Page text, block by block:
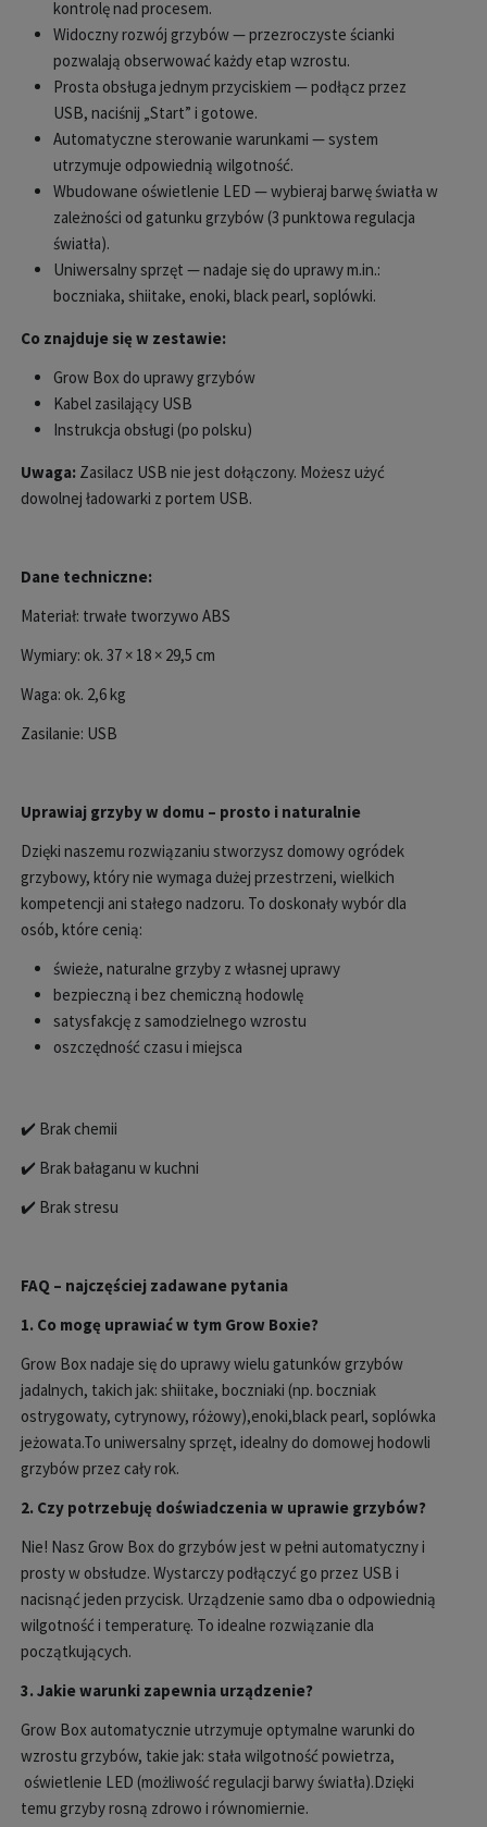
kontrolę nad procesem.
Widoczny rozwój grzybów— przezroczyste ścianki
pozwalają obserwować każdy etap wzrostu.
Prosta obsługa jednym przyciskiem — podłącz przez
USB, naciśnij „Start” i gotowe.
Automatyczne sterowanie warunkami — system
utrzymuje odpowiednią wilgotność.
Wbudowane oświetlenie LED — wybieraj barwę światła w
zależności od gatunku grzybów (3 punktowa regulacja
światła).
Uniwersalny sprzęt — nadaje się do uprawy m.in.:
boczniaka, shiitake, enoki, black pearl, soplówki.
Co znajduje się w zestawie:
Grow Box do uprawy grzybów
Kabel zasilający USB
Instrukcja obsługi (po polsku)
Uwaga:Zasilacz USB nie jest dołączony. Możesz użyć
dowolnej ładowarki z portem USB.
Dane techniczne:
Materiał: trwałe tworzywo ABS
Wymiary: ok. 37 × 18 × 29,5 cm
Waga: ok. 2,6 kg
Zasilanie: USB
Uprawiaj grzyby w domu – prosto i naturalnie
Dzięki naszemu rozwiązaniu stworzysz domowy ogródek
grzybowy, który nie wymaga dużej przestrzeni, wielkich
kompetencji ani stałego nadzoru. To doskonały wybór dla
osób, które cenią:
świeże, naturalne grzyby z własnej uprawy
bezpieczną i bez chemiczną hodowlę
satysfakcję z samodzielnego wzrostu
oszczędność czasu i miejsca
✔️ Brak chemii
✔️ Brak bałaganu w kuchni
✔️ Brak stresu
FAQ – najczęściej zadawane pytania
1. Co mogę uprawiać w tym Grow Boxie?
Grow Box nadaje się do uprawy wielu gatunków grzybów
jadalnych, takich jak: shiitake, boczniaki (np. boczniak
ostrygowaty, cytrynowy, różowy),enoki,black pearl, soplówka
jeżowata.To uniwersalny sprzęt, idealny do domowej hodowli
grzybów przez cały rok.
2. Czy potrzebuję doświadczenia w uprawie grzybów?
Nie! Nasz Grow Box do grzybów jest w pełni automatyczny i
prosty w obsłudze. Wystarczy podłączyć go przez USB i
nacisnąć jeden przycisk. Urządzenie samo dba o odpowiednią
wilgotność i temperaturę. To idealne rozwiązanie dla
początkujących.
3. Jakie warunki zapewnia urządzenie?
Grow Box automatycznie utrzymuje optymalne warunki do
wzrostu grzybów, takie jak: stała wilgotność powietrza,
oświetlenie LED (możliwość regulacji barwy światła).Dzięki
temu grzyby rosną zdrowo i równomiernie.